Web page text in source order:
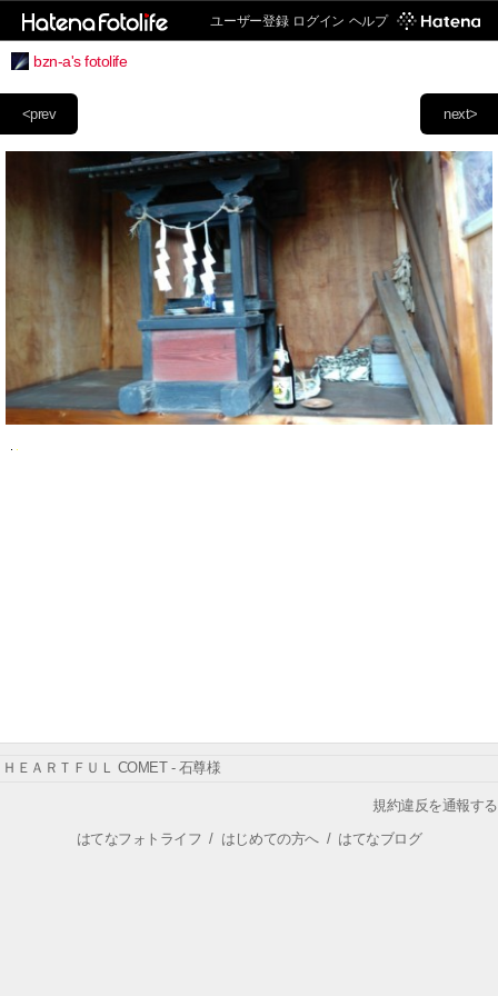
ユーザー登録 ログイン ヘルプ
bzn-a's fotolife
next>
<prev
ＨＥＡＲＴＦＵＬ COMET - 石尊様
規約違反を通報する
はてなフォトライフ / はじめての方へ/ はてなブログ